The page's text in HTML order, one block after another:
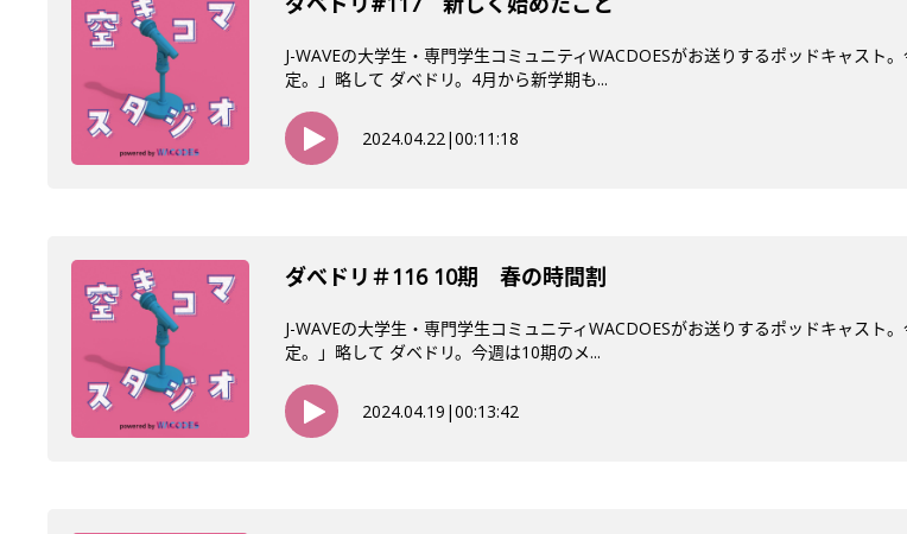
J-WAVEの大学生・専門学生コミュニティWACDOESがお送りするポッドキャス
定。」略して ダベドリ。4月から新学期も...
2024.04.22|00:11:18
ダべドリ＃116 10期 春の時間割
J-WAVEの大学生・専門学生コミュニティWACDOESがお送りするポッドキャス
定。」略して ダベドリ。今週は10期のメ...
2024.04.19 |00:13:42